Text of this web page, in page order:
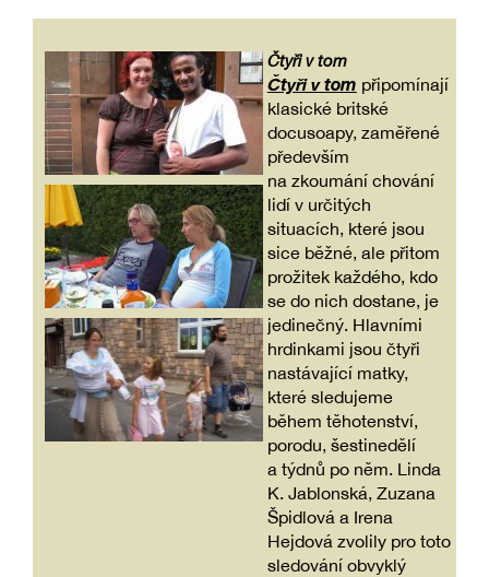
Čtyři v tom
Čtyři v tom připomínají
klasické britské
docusoapy, zaměřené
především
na zkoumání chování
lidí v určitých
situacích, které jsou
sice běžné, ale přitom
prožitek každého, kdo
se do nich dostane, je
jedinečný. Hlavními
hrdinkami jsou čtyři
nastávající matky,
které sledujeme
během těhotenství,
porodu, šestinedělí
a týdnů po něm. Linda
K. Jablonská, Zuzana
Špidlová a Irena
Hejdová zvolily pro toto
sledování obvyklý